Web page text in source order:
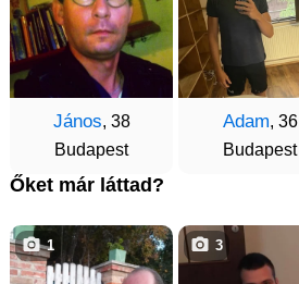
János, 38
Budapest
Adam, 36
Budapest
Őket már láttad?
1 3